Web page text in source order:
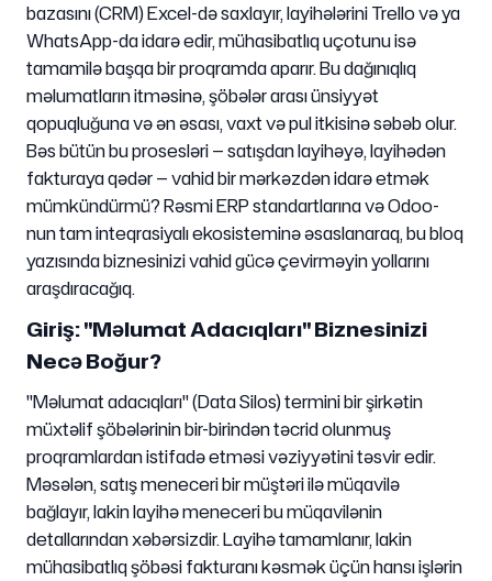
bazasını (CRM) Excel-də saxlayır, layihələrini Trello və ya
WhatsApp-da idarə edir, mühasibatlıq uçotunu isə
tamamilə başqa bir proqramda aparır. Bu dağınıqlıq
məlumatların itməsinə, şöbələr arası ünsiyyət
qopuqluğuna və ən əsası, vaxt və pul itkisinə səbəb olur.
Bəs bütün bu prosesləri — satışdan layihəyə, layihədən
fakturaya qədər — vahid bir mərkəzdən idarə etmək
mümkündürmü? Rəsmi ERP standartlarına və Odoo-
nun tam inteqrasiyalı ekosisteminə əsaslanaraq, bu bloq
yazısında biznesinizi vahid gücə çevirməyin yollarını
araşdıracağıq.
Giriş: "Məlumat Adacıqları" Biznesinizi
Necə Boğur?
"Məlumat adacıqları" (Data Silos) termini bir şirkətin
müxtəlif şöbələrinin bir-birindən təcrid olunmuş
proqramlardan istifadə etməsi vəziyyətini təsvir edir.
Məsələn, satış meneceri bir müştəri ilə müqavilə
bağlayır, lakin layihə meneceri bu müqavilənin
detallarından xəbərsizdir. Layihə tamamlanır, lakin
mühasibatlıq şöbəsi fakturanı kəsmək üçün hansı işlərin